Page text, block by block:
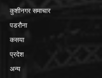
कुशीनगर समाचार
पडरौना
कसया
प्रदेश
अन्य